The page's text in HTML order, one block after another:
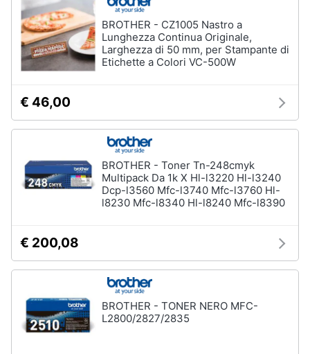
BROTHER - CZ1005 Nastro a
Lunghezza Continua Originale,
Larghezza di 50 mm, per Stampante di
Etichette a Colori VC-500W
€ 46,00
BROTHER - Toner Tn-248cmyk
Multipack Da 1k X Hl-l3220 Hl-l3240
Dcp-l3560 Mfc-l3740 Mfc-l3760 Hl-
l8230 Mfc-l8340 Hl-l8240 Mfc-l8390
€ 200,08
BROTHER - TONER NERO MFC-
L2800/2827/2835